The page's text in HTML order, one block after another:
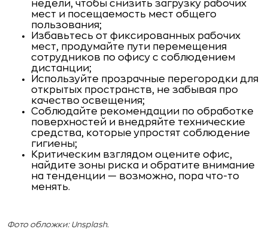
недели, чтобы снизить загрузку рабочих
мест и посещаемость мест общего
пользования;
Избавьтесь от фиксированных рабочих
мест, продумайте пути перемещения
сотрудников по офису с соблюдением
дистанции;
Используйте прозрачные перегородки для
открытых пространств, не забывая про
качество освещения;
Соблюдайте рекомендации по обработке
поверхностей и внедряйте технические
средства, которые упростят соблюдение
гигиены;
Критическим взглядом оцените офис,
найдите зоны риска и обратите внимание
на тенденции — возможно, пора что-то
менять.
Фото обложки: Unsplash.